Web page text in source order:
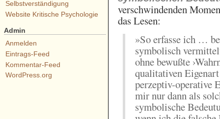
verschwindenden
das Lesen:
»So erfasse ich …
symbolisch
ohne bewußte
qualitativen
perzeptiv-operative
mir nur dann als
symbolische
Selbstverständigung
Website Kritische Psychologie
Admin
Anmelden
Eintrags-Feed
Kommentar-Feed
WordPress.org